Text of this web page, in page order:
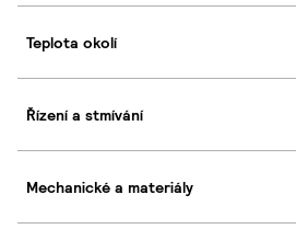
Teplota okolí
Řízení a stmívání
Mechanické a materiály